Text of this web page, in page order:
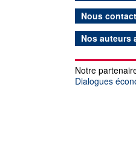
Nous
Nos auteurs
Notre
Dialogues